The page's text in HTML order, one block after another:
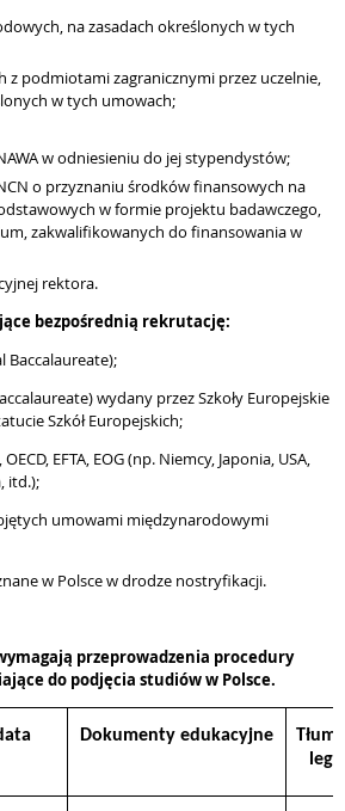
na zasadach określonych w tych
z podmiotami zagranicznymi przez uczelnie,
w tych umowach;
w odniesieniu do jej stypendystów;
o przyznaniu środków finansowych na
w formie projektu badawczego,
zakwalifikowanych do finansowania w
rektora.
bezpośrednią rekrutację:
Baccalaureate);
wydany przez Szkoły Europejskie
Szkół Europejskich;
EFTA, EOG (np. Niemcy, Japonia, USA,
itd.);
umowami międzynarodowymi
w Polsce w drodze nostryfikacji.
przeprowadzenia procedury
do podjęcia studiów w Polsce.
Dokumenty edukacyjne